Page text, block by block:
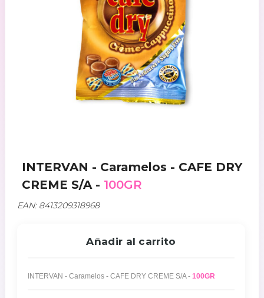
INTERVAN - Caramelos - CAFE DRY
CREME S/A - 100GR
EAN: 8413209318968
Añadir al carrito
INTERVAN - Caramelos - CAFE DRY CREME S/A - 100GR